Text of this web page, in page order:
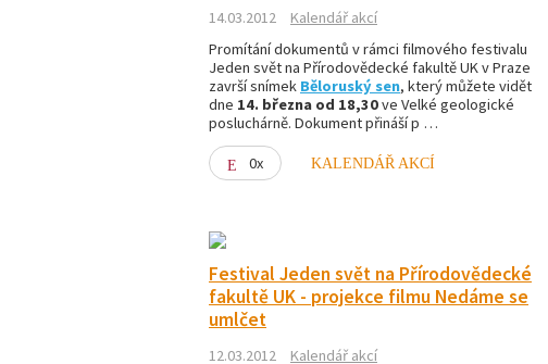
14.03.2012
Kalendář akcí
Promítání dokumentů v rámci filmového festivalu
Jeden svět na Přírodovědecké fakultě UK v Praze
završí snímek Běloruský sen, který můžete vidět
dne 14. března od 18,30ve Velké geologické
posluchárně. Dokument přináší p …
0x KALENDÁŘ AKCÍ
Festival Jeden svět na Přírodovědecké
fakultě UK - projekce filmu Nedáme se
umlčet
12.03.2012
Kalendář akcí